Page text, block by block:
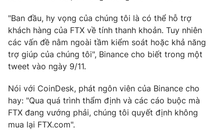
VTV Money VTV Thể thao
VTV Sức khoẻ Bất động sản
Thị trường 24h Tấm lòng Việt
VTV4 Vươn mình bằng AI
"Ban đầu, hy vọng của chúng tôi là có thể hỗ trợ
khách hàng của FTX về tính thanh khoản. Tuy nhiên
các vấn đề nằm ngoài tầm kiểm soát hoặc khả năng
trợ giúp của chúng tôi", Binance cho biết trong một
tweet vào ngày 9/11.
Nói với CoinDesk, phát ngôn viên của Binance cho
hay: "Qua quá trình thẩm định và các cáo buộc mà
FTX đang vướng phải, chúng tôi quyết định không
mua lại FTX.com".